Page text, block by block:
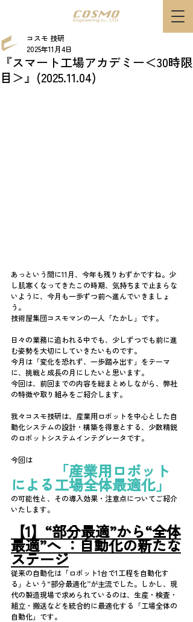
『スマート工場アカデミー＜30時限
目＞』(2025.11.04)
コスモ 技研
2025年11月4日
あっという間に11月、今年も残りわずかですね。少
し肌寒くなってきたこの時期、気持ちまで止まらな
いように、今月も一歩ずつ前へ進んでいきましょ
う。
技術屋集団コスモマンの一人「たかし」です。
日々の業務に追われる中でも、少しずつでも前に進
む姿勢を大切にしていきたいものです。
今月は「変化を恐れず、一歩踏み出す」をテーマ
に、挑戦と成長の月にしたいと思います。
今回は、前回までの内容を総まとめしながら、弊社
の特徴や取り組みをご紹介します。
我々コスモ技研は、産業用ロボットを中心とした自
動化システムの設計・構築を得意とする、少数精鋭
のロボットシステムインテグレータです。
今回は
「産業用ロボット
による工場全体最適化」
の可能性と、その導入効果・注意点についてご紹介
いたします。
【1】“部分最適”から“全体
最適”へ ：自動化の新たな
ステージ
従来の自動化は「ロボット1台で1工程を自動化す
る」という“部分最適化”が主流でした。しかし、現
代の製造現場で求められているのは、生産・検査・
組立・搬送などを統合的に最適化する「工場全体の
自動化」です。